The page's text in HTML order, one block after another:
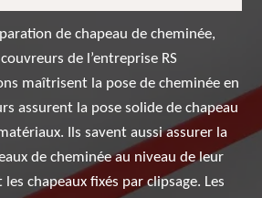
de chapeau de cheminée,
de l’entreprise RS
maîtrisent la pose de cheminée en
assurent la pose solide de chapeau
Ils savent aussi assurer la
de cheminée au niveau de leur
chapeaux fixés par clipsage. Les